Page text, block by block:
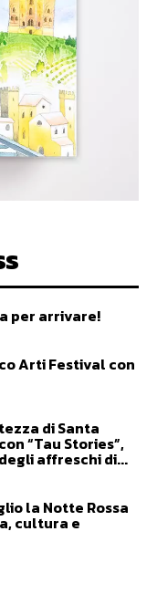
per arrivare!
Arti Festival con
di Santa
“Tau Stories”,
affreschi di...
la Notte Rossa
cultura e